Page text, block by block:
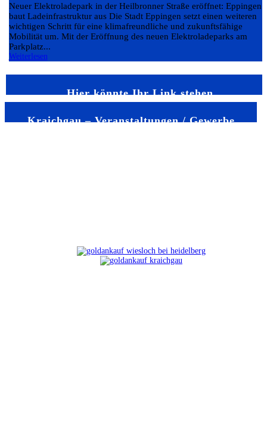
Neuer Elektroladepark in der Heilbronner Straße eröffnet: Eppingen
baut Ladeinfrastruktur aus Die Stadt Eppingen setzt einen weiteren
wichtigen Schritt für eine klimafreundliche und zukunftsfähige
Mobilität um. Mit der Eröffnung des neuen Elektroladeparks am
Parkplatz...
Weiterlesen
Hier könnte Ihr Link stehen
Kraichgau – Veranstaltungen / Gewerbe